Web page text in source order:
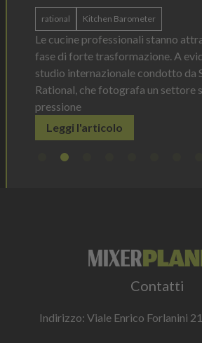
rational Kitchen Barometer
Le cucine professionali stanno
fase di forte trasformazione. A
studio internazionale condotto da
Rational, che fotografa un settore
pressione
Leggi l'articolo
Contatti
Indirizzo: Viale Enrico Forlanini